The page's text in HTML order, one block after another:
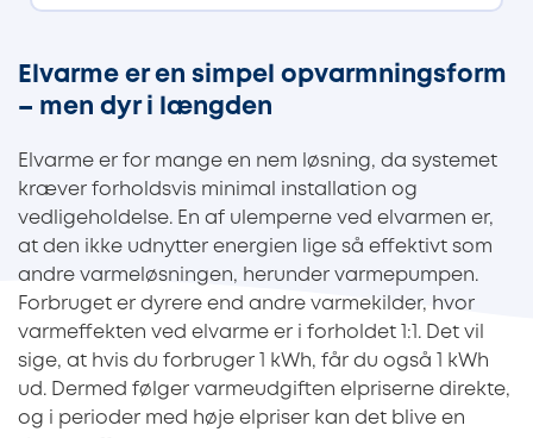
Elvarme er en simpel opvarmningsform
– men dyr i længden
Elvarme er for mange en nem løsning, da systemet
kræver forholdsvis minimal installation og
vedligeholdelse. En af ulemperne ved elvarmen er,
at den ikke udnytter energien lige så effektivt som
andre varmeløsningen, herunder varmepumpen.
Forbruget er dyrere end andre varmekilder, hvor
varmeffekten ved elvarme er i forholdet 1:1. Det vil
sige, at hvis du forbruger 1 kWh, får du også 1 kWh
ud. Dermed følger varmeudgiften elpriserne direkte,
og i perioder med høje elpriser kan det blive en